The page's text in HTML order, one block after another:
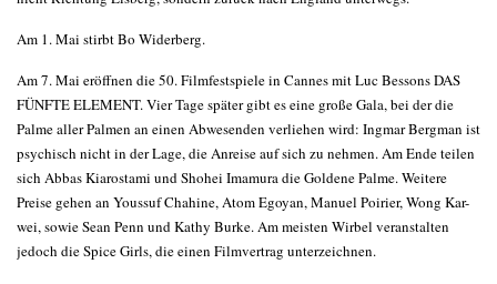
Am 1. Mai stirbt Bo Widerberg.
Am 7. Mai eröffnen die 50. Filmfestspiele in Cannes mit Luc Bessons DAS
FÜNFTE ELEMENT. Vier Tage später gibt es eine große Gala, bei der die
Palme aller Palmen an einen Abwesenden verliehen wird: Ingmar Bergman ist
psychisch nicht in der Lage, die Anreise auf sich zu nehmen. Am Ende teilen
sich Abbas Kiarostami und Shohei Imamura die Goldene Palme. Weitere
Preise gehen an Youssuf Chahine, Atom Egoyan, Manuel Poirier, Wong Kar-
wei, sowie Sean Penn und Kathy Burke. Am meisten Wirbel veranstalten
jedoch die Spice Girls, die einen Filmvertrag unterzeichnen.